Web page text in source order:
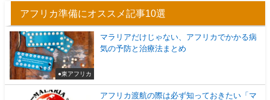
アフリカ準備にオススメ記事10選
●東アフリカ
マラリアだけじゃない、アフリカでかかる病
気の予防と治療法まとめ
アフリカ渡航の際は必ず知っておきたい「マ